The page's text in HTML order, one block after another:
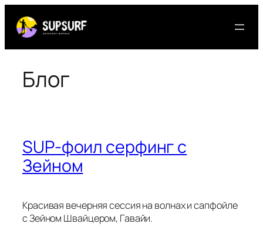
содержимому
Блог
SUP-фоил серфинг с
Зейном
Красивая вечерняя сессия на волнах и сапфойле
с Зейном Швайцером, Гавайи.